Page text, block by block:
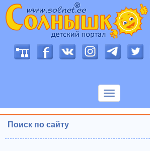
Показать
Поиск по сайту